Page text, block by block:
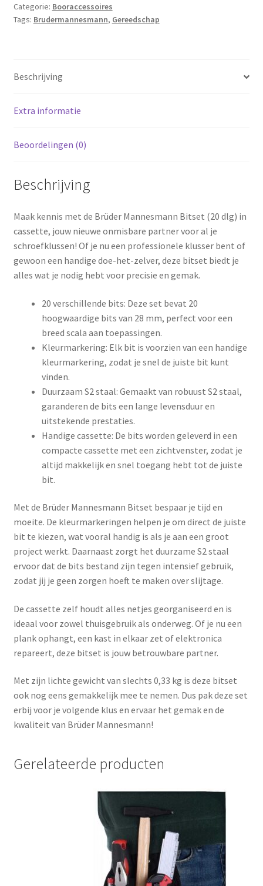
in
cassette
Categorie: Booraccessoires
Tags: Brudermannesmann, Gereedschap
Beschrijving
Extra informatie
Beoordelingen (0)
Beschrijving
Maak kennis met de Brüder Mannesmann Bitset (20 dlg) in
cassette, jouw nieuwe onmisbare partner voor al je
schroefklussen! Of je nu een professionele klusser bent of
gewoon een handige doe-het-zelver, deze bitset biedt je
alles wat je nodig hebt voor precisie en gemak.
20 verschillende bits: Deze set bevat 20
hoogwaardige bits van 28 mm, perfect voor een
breed scala aan toepassingen.
Kleurmarkering: Elk bit is voorzien van een handige
kleurmarkering, zodat je snel de juiste bit kunt
vinden.
Duurzaam S2 staal: Gemaakt van robuust S2 staal,
garanderen de bits een lange levensduur en
uitstekende prestaties.
Handige cassette: De bits worden geleverd in een
compacte cassette met een zichtvenster, zodat je
altijd makkelijk en snel toegang hebt tot de juiste
bit.
Met de Brüder Mannesmann Bitset bespaar je tijd en
moeite. De kleurmarkeringen helpen je om direct de juiste
bit te kiezen, wat vooral handig is als je aan een groot
project werkt. Daarnaast zorgt het duurzame S2 staal
ervoor dat de bits bestand zijn tegen intensief gebruik,
zodat jij je geen zorgen hoeft te maken over slijtage.
De cassette zelf houdt alles netjes georganiseerd en is
ideaal voor zowel thuisgebruik als onderweg. Of je nu een
plank ophangt, een kast in elkaar zet of elektronica
repareert, deze bitset is jouw betrouwbare partner.
Met zijn lichte gewicht van slechts 0,33 kg is deze bitset
ook nog eens gemakkelijk mee te nemen. Dus pak deze set
erbij voor je volgende klus en ervaar het gemak en de
kwaliteit van Brüder Mannesmann!
Gerelateerde producten